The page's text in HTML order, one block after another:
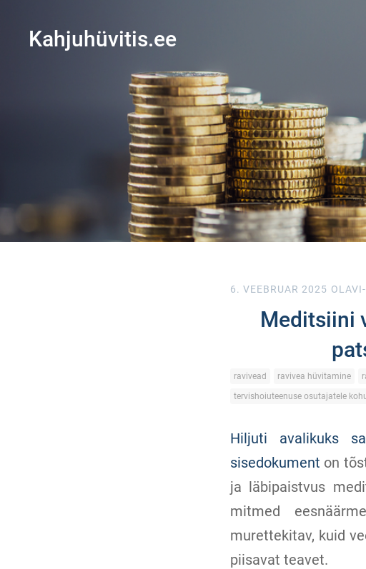
Kahjuhüvitis.ee
6. VEEBRUAR 2025
Meditsiini
ravivead ravivea hüvitamine
tervishoiuteenuse osutajatele
Hiljuti avalikuks
sisedokument on
ja läbipaistvus
mitmed
murettekitav, kuid
piisavat teavet.